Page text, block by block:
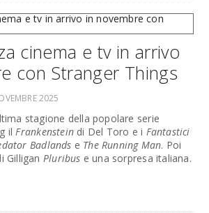
cinema e tv in arrivo
con Stranger Things
2025
stagione della popolare serie
ilFrankensteindi Del Toro e i Fantastici
Badlands e The Running Man. Poi
Gilligan Pluribus e una sorpresa italiana.